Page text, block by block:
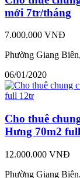
mới 7tr/tháng
7.000.000 VNĐ
Phường Giang
06/01/2020
Cho thuê
Hưng 70m2
12.000.000 VNĐ
Phường Giang